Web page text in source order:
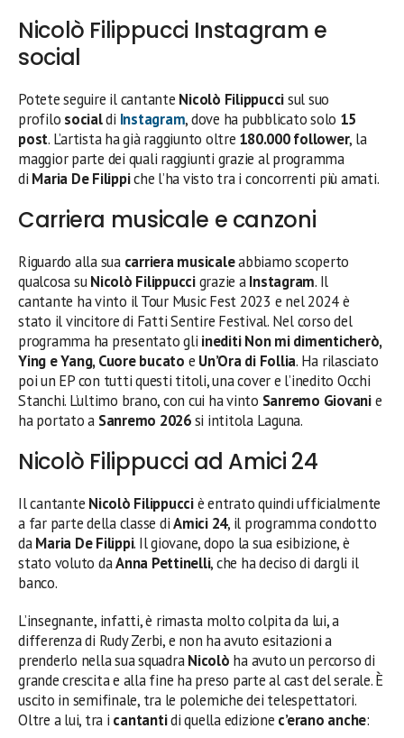
Nicolò Filippucci Instagram e
social
Potete seguire il cantante Nicolò Filippuccisul suo
profilo socialdi Instagram, dove ha pubblicato solo 15
post. L’artista ha già raggiunto oltre 180.000 follower, la
maggior parte dei quali raggiunti grazie al programma
di Maria De Filippiche l’ha visto tra i concorrenti più amati.
Carriera musicale e canzoni
Riguardo alla sua carriera musicaleabbiamo scoperto
qualcosa suNicolò Filippuccigrazie aInstagram. Il
cantante ha vinto il Tour Music Fest 2023 e nel 2024 è
stato il vincitore di Fatti Sentire Festival. Nel corso del
programma ha presentato gli inediti Non mi dimenticherò,
Ying e Yang, Cuore bucato e Un’Ora di Follia. Ha rilasciato
poi un EP con tutti questi titoli, una cover e l’inedito Occhi
Stanchi. L’ultimo brano, con cui ha vinto Sanremo Giovanie
ha portato a Sanremo 2026si intitola Laguna.
Nicolò Filippucci ad Amici 24
Il cantante Nicolò Filippucciè entrato quindi ufficialmente
a far parte della classe diAmici 24, il programma condotto
daMaria De Filippi. Il giovane, dopo la sua esibizione, è
stato voluto daAnna Pettinelli, che ha deciso di dargli il
banco.
L’insegnante, infatti, è rimasta molto colpita da lui, a
differenza di Rudy Zerbi, e non ha avuto esitazioni a
prenderlo nella sua squadraNicolò ha avuto un percorso di
grande crescita e alla fine ha preso parte al cast del serale. È
uscito in semifinale, tra le polemiche dei telespettatori.
Oltre a lui, tra i cantantidi quella edizione c’erano anche: